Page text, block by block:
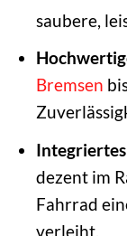
saubere,
Bremsen
dezent im
Fahrrad
verleiht.